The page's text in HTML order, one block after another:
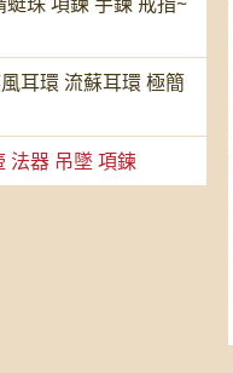
耳環 流蘇耳環 極簡
法器 吊墜 項鍊